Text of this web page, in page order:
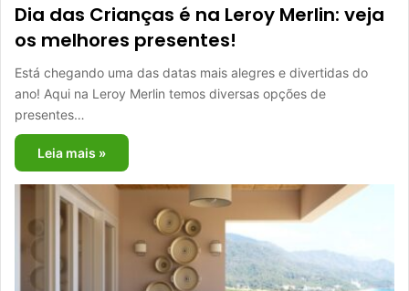
Dia das Crianças é na Leroy Merlin: veja
os melhores presentes!
Está chegando uma das datas mais alegres e divertidas do
ano! Aqui na Leroy Merlin temos diversas opções de
presentes…
Leia mais »